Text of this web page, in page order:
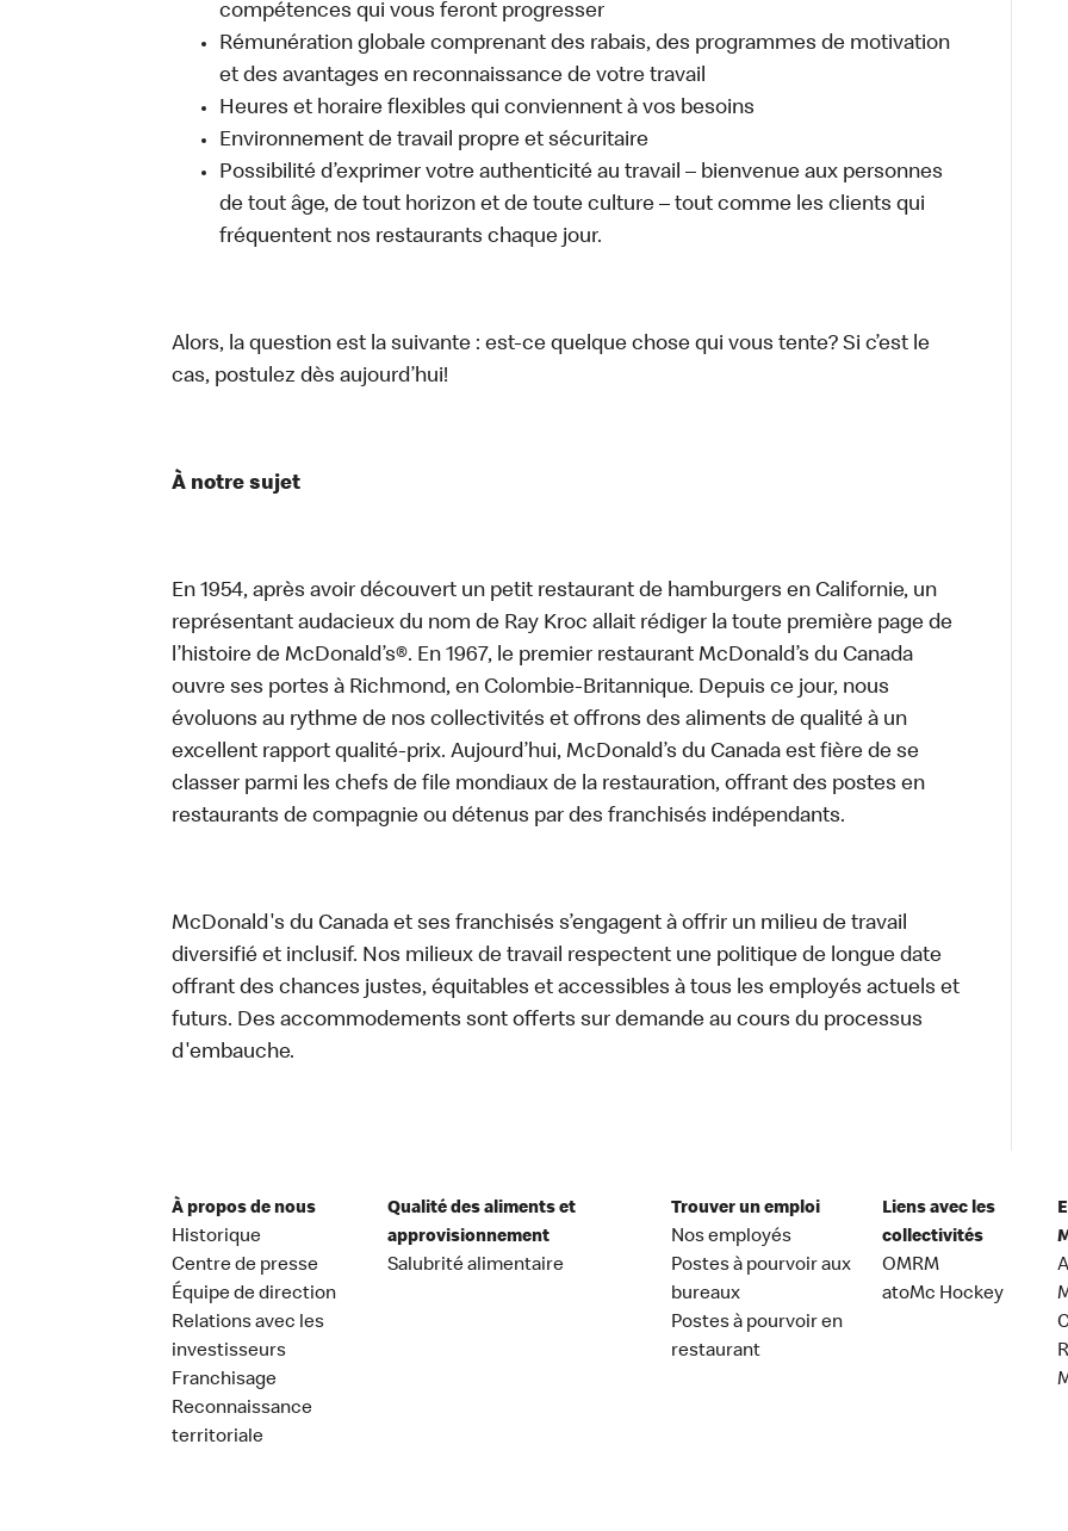
compétences qui vous feront progresser
Rémunération globale comprenant des rabais, des programmes de motivation
et des avantages en reconnaissance de votre travail
Heures et horaire flexibles qui conviennent à vos besoins
Environnement de travail propre et sécuritaire
Possibilité d’exprimer votre authenticité au travail – bienvenue aux personnes
de tout âge, de tout horizon et de toute culture – tout comme les clients qui
fréquentent nos restaurants chaque jour.
Alors, la question est la suivante : est-ce quelque chose qui vous tente? Si c’est le
cas, postulez dès aujourd’hui!
À notre sujet
En 1954, après avoir découvert un petit restaurant de hamburgers en Californie, un
représentant audacieux du nom de Ray Kroc allait rédiger la toute première page de
l’histoire de McDonald’s®. En 1967, le premier restaurant McDonald’s du Canada
ouvre ses portes à Richmond, en Colombie-Britannique. Depuis ce jour, nous
évoluons au rythme de nos collectivités et offrons des aliments de qualité à un
excellent rapport qualité-prix. Aujourd’hui, McDonald’s du Canada est fière de se
classer parmi les chefs de file mondiaux de la restauration, offrant des postes en
restaurants de compagnie ou détenus par des franchisés indépendants.
McDonald's du Canada et ses franchisés s’engagent à offrir un milieu de travail
diversifié et inclusif. Nos milieux de travail respectent une politique de longue date
offrant des chances justes, équitables et accessibles à tous les employés actuels et
futurs. Des accommodements sont offerts sur demande au cours du processus
d'embauche.
À propos de nous
Historique
Centre de presse
Équipe de direction
Relations avec les
investisseurs
Franchisage
Reconnaissance
territoriale
Qualité des aliments et
approvisionnement
Salubrité alimentaire
Trouver un emploi
Nos employés
Postes à pourvoir aux
bureaux
Postes à pourvoir en
restaurant
Liens avec les
collectivités
OMRM
atoMc Hockey